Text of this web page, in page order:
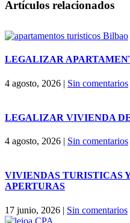
Facebook
X
LinkedIn
WhatsApp
Correo
Artículos relacionados
LEGALIZAR
4 agosto, 2026 | Sin comentarios
LEGALIZAR VIVIENDA
4 agosto, 2026 | Sin comentarios
VIVIENDAS TURISTICAS
APERTURAS
17 junio, 2026 | Sin comentarios